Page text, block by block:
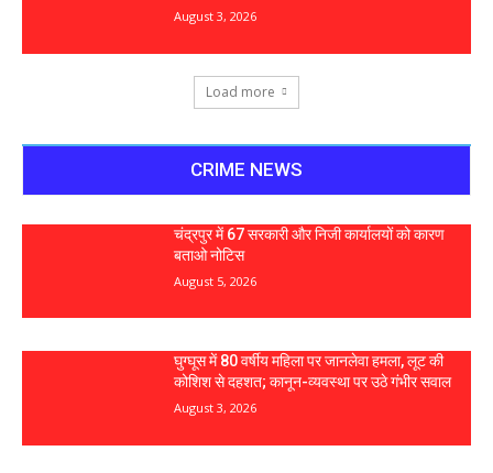
August 3, 2026
Load more
CRIME NEWS
चंद्रपुर में 67 सरकारी और निजी कार्यालयों को कारण
बताओ नोटिस
August 5, 2026
घुग्घूस में 80 वर्षीय महिला पर जानलेवा हमला, लूट की
कोशिश से दहशत; कानून-व्यवस्था पर उठे गंभीर सवाल
August 3, 2026